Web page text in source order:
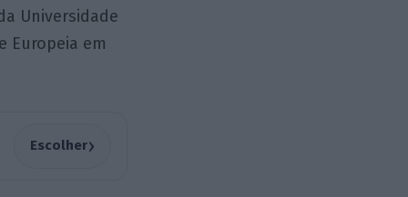
Universidade
Europeia em
Escolher›